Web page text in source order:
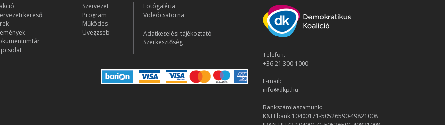
kereső
Szervezet
Program
Működés
Üvegzseb
Fotógaléria
Videócsatorna
Adatkezelési tájékoztató
Szerkesztőség
Telefon:
+36 21 300 1000
E-mail:
info@dkp.hu
Bankszámlaszámunk:
K&H bank 10400171-50526590-49821008